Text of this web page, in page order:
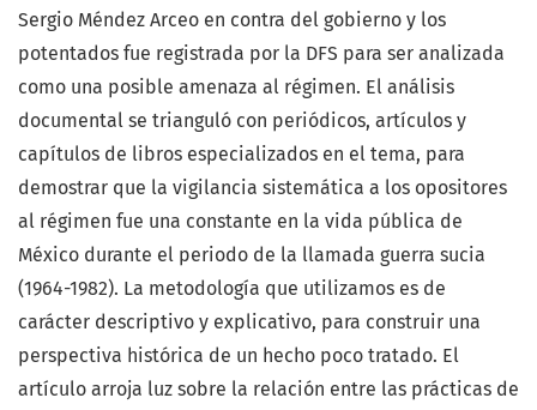
Sergio Méndez Arceo en contra del gobierno y los
potentados fue registrada por la DFS para ser analizada
como una posible amenaza al régimen. El análisis
documental se trianguló con periódicos, artículos y
capítulos de libros especializados en el tema, para
demostrar que la vigilancia sistemática a los opositores
al régimen fue una constante en la vida pública de
México durante el periodo de la llamada guerra sucia
(1964-1982). La metodología que utilizamos es de
carácter descriptivo y explicativo, para construir una
perspectiva histórica de un hecho poco tratado. El
artículo arroja luz sobre la relación entre las prácticas de